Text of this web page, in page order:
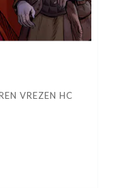
VREZEN HC